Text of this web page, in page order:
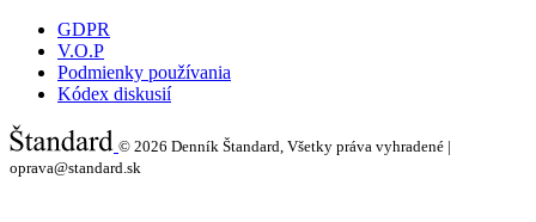
GDPR
V.O.P
Podmienky používania
Kódex diskusií
© 2026 Denník Štandard, Všetky práva vyhradené |
oprava@standard.sk